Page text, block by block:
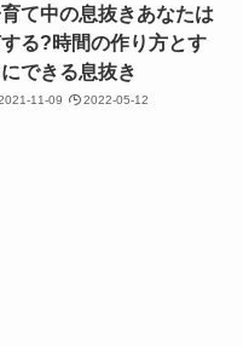
て中の息抜きあなたは
る?時間の作り方とす
にできる息抜き
11-09 2022-05-12